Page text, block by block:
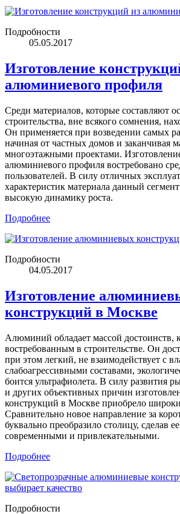
Подробности
05.05.2017
Изготовление
алюминиевого профиля
Среди материалов, которые составляют
строительства, вне всякого сомнения,
Он применяется при возведении самых
начиная от частных домов и заканчивая
многоэтажными проектами.
алюминиевого профиля востребовано
пользователей. В силу отличных
характеристик материала данный
высокую динамику роста.
Подробнее
Подробности
04.05.2017
Изготовление
конструкций в Москве
Алюминий обладает массой достоинств,
востребованным в строительстве. Он
при этом легкий, не взаимодействует с
слабоагрессивными составами,
боится ультрафиолета. В силу развития
и других объективных причин
конструкций в Москве приобрело
Сравнительно новое направление за
буквально преобразило столицу, сделав
современными и привлекательными.
Подробнее
Подробности